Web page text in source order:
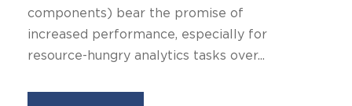
components) bear the promise of
increased performance, especially for
resource-hungry analytics tasks over...